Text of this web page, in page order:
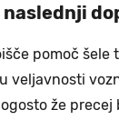
naslednji
pomoč šele
veljavnosti
že